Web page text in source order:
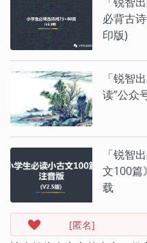
杜审言
杜荀鹤
方岳 范仲淹
龚自珍
归有光
韩疁 韩偓 韩愈
贺知章
皇甫松
黄公绍
黄庭坚
黄孝迈
蒋捷 姜夔
金昌绪
五年级下
六年
唐诗300首
宋
咏史怀古
咏物
送别怀人
边塞
爱情闺怨
百家姓 千字文
八年级上
八年
九年级下
高二上册
高二
必背古
印版)
「锐智
读”公众
「锐智
文100篇
载
[匿名]